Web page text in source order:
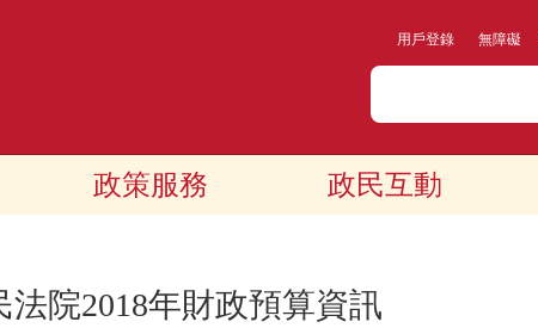
用戶登錄 無障礙
政策服務 政民互動
院2018年財政預算資訊